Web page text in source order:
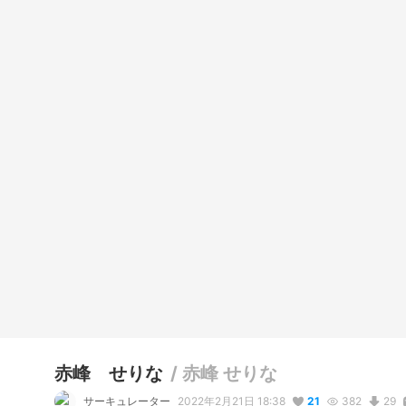
赤峰 せりな / 赤峰 せりな
サーキュレーター 2022年2月21日 18:38 21 382 29